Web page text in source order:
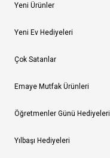
Yeni Ürünler
Yeni Ev Hediyeleri
Çok Satanlar
Emaye Mutfak Ürünleri
Öğretmenler Günü Hediyeleri
Yılbaşı Hediyeleri